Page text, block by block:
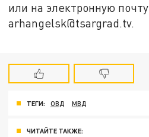
или на электронную почту
arhangelsk@tsargrad.tv.
ТЕГИ: ОВД МВД
ЧИТАЙТЕ ТАКЖЕ: